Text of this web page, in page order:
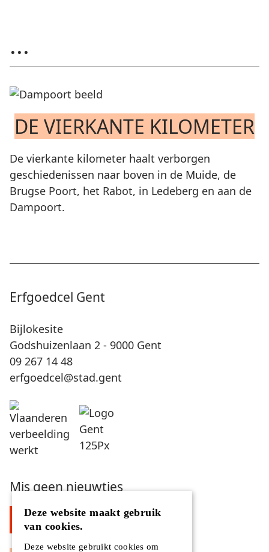
...
DE VIERKANTE KILOMETER
De vierkante kilometer haalt verborgen
geschiedenissen naar boven in de Muide, de
Brugse Poort, het Rabot, in Ledeberg en aan de
Dampoort.
Erfgoedcel Gent
Bijlokesite
Godshuizenlaan 2 - 9000 Gent
09 267 14 48
erfgoedcel@stad.gent
Mis geen nieuwtjes
Schrijf je in op de nieuwsbrief
Deze website maakt gebruik
van cookies.
Deze website gebruikt cookies om